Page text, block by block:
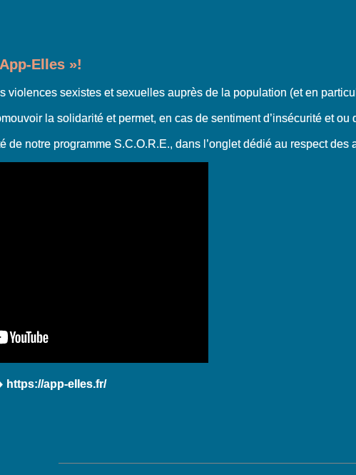
Elles »!
violences sexistes et sexuelles auprès de la population (et en
la solidarité et permet, en cas de sentiment d’insécurité et ou
de notre programme S.C.O.R.E., dans l’onglet dédié au respect des
https://app-elles.fr/